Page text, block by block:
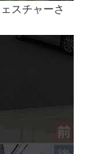
スチャーさ